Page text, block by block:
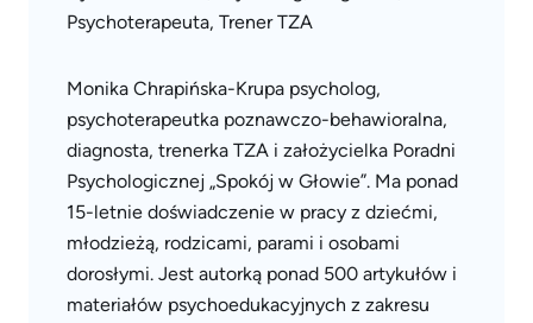
Psychoterapeuta, Trener TZA
Monika Chrapińska-Krupa psycholog,
psychoterapeutka poznawczo-behawioralna,
diagnosta, trenerka TZA i założycielka Poradni
Psychologicznej „Spokój w Głowie”. Ma ponad
15-letnie doświadczenie w pracy z dziećmi,
młodzieżą, rodzicami, parami i osobami
dorosłymi. Jest autorką ponad 500 artykułów i
materiałów psychoedukacyjnych z zakresu